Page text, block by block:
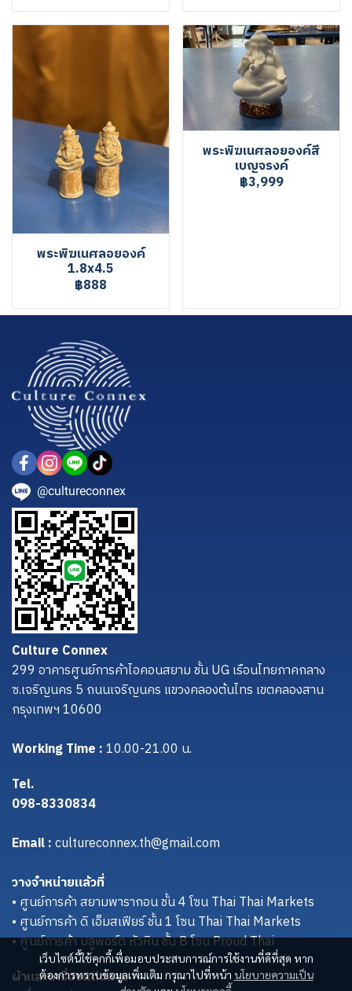
พระพิฆเนศลอยองค์
1.8x4.5
฿888
พระพิฆเนศลอยองค์สี
เบญจรงค์
฿3,999
เว็บไซต์นี้ใช้คุกกี้เพื่อมอบประสบการณ์การใช้งานที่ดีที่สุด หาก
ต้องการทราบข้อมูลเพิ่มเติม กรุณาไปที่หน้า นโยบายความเป็น
@cultureconnex
Culture Connex
299 อาคารศูนย์การค้าไอคอนสยาม ชั้น UG เรือนไทยภาคกลาง
ซ.เจริญนคร 5 ถนนเจริญนคร แขวงคลองต้นไทร เขตคลองสาน
กรุงเทพฯ 10600
Working Time :10.00-21.00 น.
Tel.
098-8330834
Email :cultureconnex.th@gmail.com
วางจำหน่ายแล้วที่
• ศูนย์การค้า สยามพารากอน ชั้น 4 โซน Thai Thai Markets
• ศูนย์การค้า ดิ เอ็มสเฟียร์ ชั้น 1 โซน Thai Thai Markets
• ศูนย์การค้า บลูพอร์ต หัวหิน ชั้น B โซน Proud Thai
ผ้าและเครื่องแต่งกาย